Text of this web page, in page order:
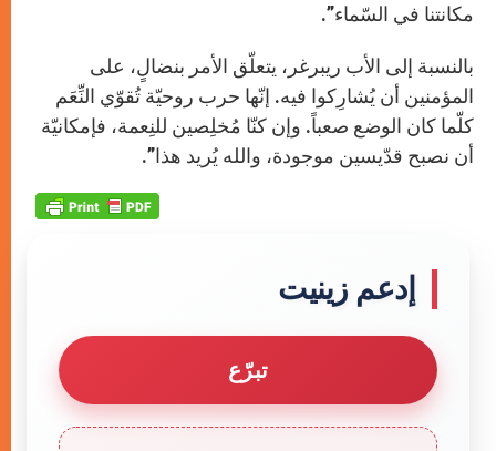
مكانتنا في السّماء”.
بالنسبة إلى الأب ريبرغر، يتعلّق الأمر بنضالٍ، على
المؤمنين أن يُشارِكوا فيه. إنّها حرب روحيّة تُقوّي النِّعَم
كلّما كان الوضع صعباً. وإن كنّا مُخلِصين للنِعمة، فإمكانيّة
أن نصبح قدّيسين موجودة، والله يُريد هذا”.
إدعم زينيت
تبرّع